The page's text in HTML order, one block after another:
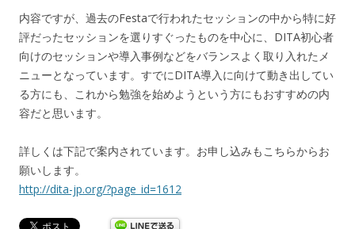
内容ですが、過去のFestaで行われたセッションの中から特に好
評だったセッションを選りすぐったものを中心に、DITA初心者
向けのセッションや導入事例などをバランスよく取り入れたメ
ニューとなっています。すでにDITA導入に向けて動き出してい
る方にも、これから勉強を始めようという方にもおすすめの内
容だと思います。
詳しくは下記で案内されています。お申し込みもこちらからお
願いします。
http://dita-jp.org/?page_id=1612